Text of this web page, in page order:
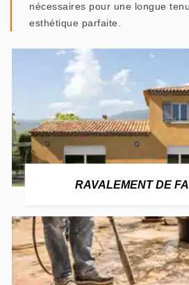
nécessaires pour une longue
esthétique parfaite.
RAVALEMENT DE